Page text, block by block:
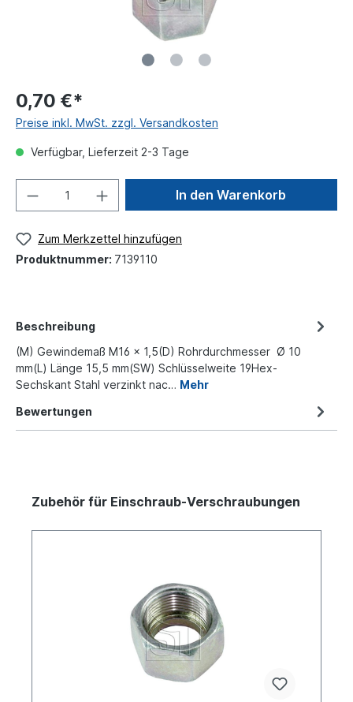
0,70 €*
Preise inkl. MwSt. zzgl. Versandkosten
Verfügbar, Lieferzeit 2-3 Tage
In den Warenkorb
Zum Merkzettel hinzufügen
Produktnummer: 7139110
Beschreibung
(M) Gewindemaß M16 x 1,5(D) Rohrdurchmesser Ø 10
mm(L) Länge 15,5 mm(SW) Schlüsselweite 19Hex-
Sechskant Stahl verzinkt nac… Mehr
Bewertungen
Zubehör für Einschraub-Verschraubungen